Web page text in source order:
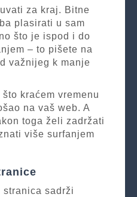
za kraj. Bitne
plasirati u sam
što je ispod i do
– to pišete na
važnijeg k manje
kraćem vremenu
na vaš web. A
toga želi zadržati
više surfanjem
sadrži